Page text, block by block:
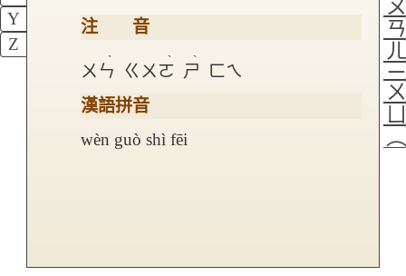
Y
Z
注 音
ㄨㄣ
ˋ
ㄍㄨㄛ
ˋ
ㄕ
ˋ
ㄈㄟ
漢語拼音
wèn guò shì fēi